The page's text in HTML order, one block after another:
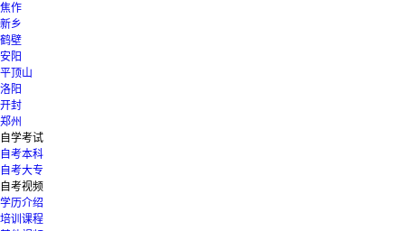
焦作
新乡
鹤壁
安阳
平顶山
洛阳
开封
郑州
自学考试
自考本科
自考大专
自考视频
学历介绍
培训课程